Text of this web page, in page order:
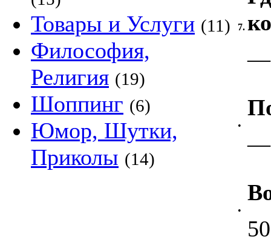
Товары и Услуги (11)
Философия,
Религия (19)
Шоппинг (6)
Юмор, Шутки,
Приколы (14)
7.
—
•
—
•